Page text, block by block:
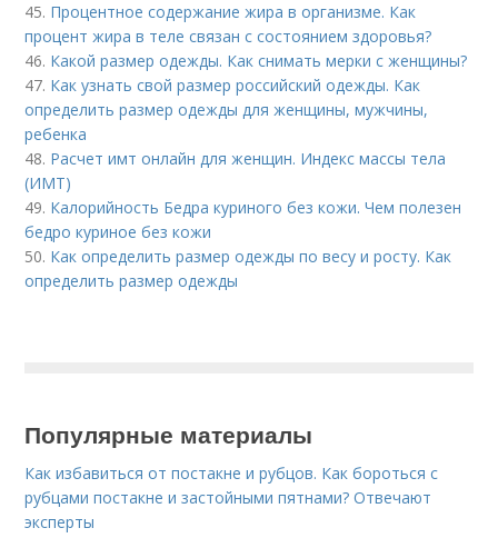
45. Процентное содержание жира в организме. Как
процент жира в теле связан с состоянием здоровья?
46. Какой размер одежды. Как снимать мерки с женщины?
47. Как узнать свой размер российский одежды. Как
определить размер одежды для женщины, мужчины,
ребенка
48. Расчет имт онлайн для женщин. Индекс массы тела
(ИМТ)
49. Калорийность Бедра куриного без кожи. Чем полезен
бедро куриное без кожи
50. Как определить размер одежды по весу и росту. Как
определить размер одежды
Популярные материалы
Как избавиться от постакне и рубцов. Как бороться с
рубцами постакне и застойными пятнами? Отвечают
эксперты